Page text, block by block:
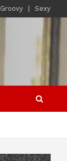
Groovy Sexy